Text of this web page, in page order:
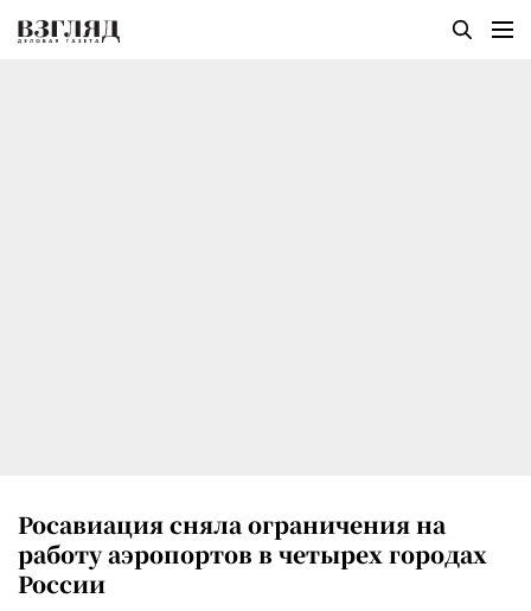
Росавиация сняла ограничения на
работу аэропортов в четырех городах
России